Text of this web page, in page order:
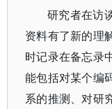
研究者在访
资料有了新的理
时记录在备忘录
能包括对某个编
系的推测、对研